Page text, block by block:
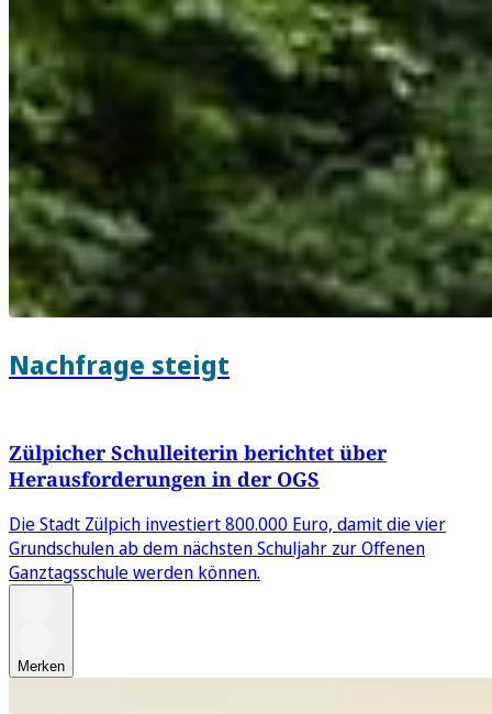
Nachfrage steigt
Zülpicher Schulleiterin berichtet über
Herausforderungen in der OGS
Die Stadt Zülpich investiert 800.000 Euro, damit die vier
Grundschulen ab dem nächsten Schuljahr zur Offenen
Ganztagsschule werden können.
Merken